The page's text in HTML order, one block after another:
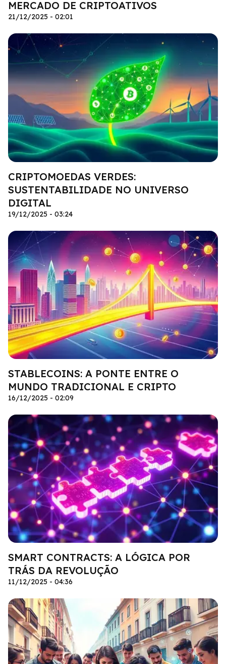
MERCADO DE CRIPTOATIVOS
21/12/2025 - 02:01
CRIPTOMOEDAS VERDES:
SUSTENTABILIDADE NO UNIVERSO
DIGITAL
19/12/2025 - 03:24
STABLECOINS: A PONTE ENTRE O
MUNDO TRADICIONAL E CRIPTO
16/12/2025 - 02:09
SMART CONTRACTS: A LÓGICA POR
TRÁS DA REVOLUÇÃO
11/12/2025 - 04:36